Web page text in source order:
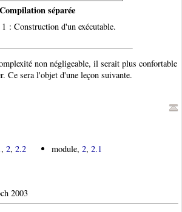
Compilation séparée
: Construction d'un exécutable.
non négligeable, il serait plus confortable
Ce sera l'objet d'une leçon suivante.
, 2, 2.2 module, 2, 2.1
2003